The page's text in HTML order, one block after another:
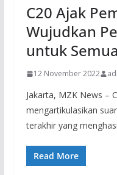
C20 Ajak
Wujudkan
untuk Semua
12 November 2022
Jakarta, MZK News –
mengartikulasikan
terakhir yang
Read More